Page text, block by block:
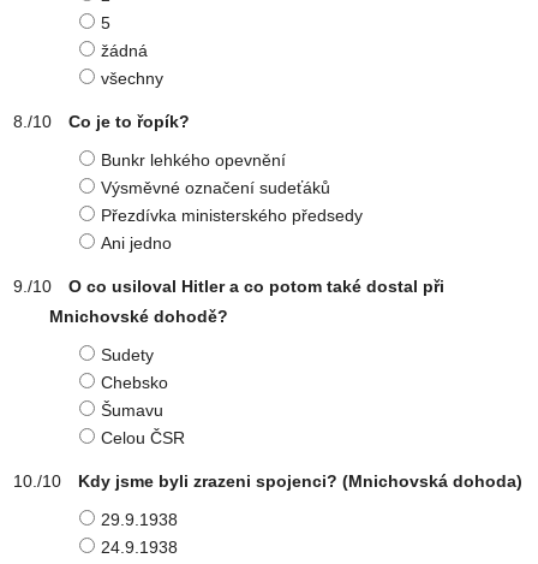
5
žádná
všechny
Co je to řopík?
Bunkr lehkého opevnění
Výsměvné označení sudeťáků
Přezdívka ministerského předsedy
Ani jedno
O co usiloval Hitler a co potom také dostal při
Mnichovské dohodě?
Sudety
Chebsko
Šumavu
Celou ČSR
Kdy jsme byli zrazeni spojenci? (Mnichovská dohoda)
29.9.1938
24.9.1938